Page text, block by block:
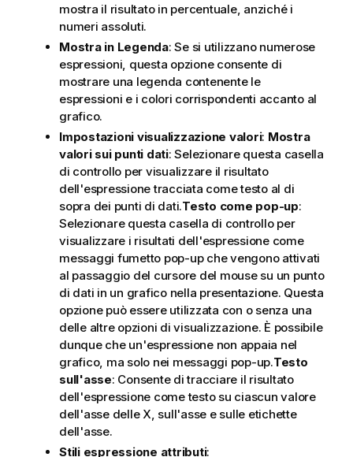
mostra il risultato in percentuale, anziché i
numeri assoluti.
Mostra in Legenda: Se si utilizzano numerose
espressioni, questa opzione consente di
mostrare una legenda contenente le
espressioni e i colori corrispondenti accanto al
grafico.
Impostazioni visualizzazione valori: Mostra
valori sui punti dati: Selezionare questa casella
di controllo per visualizzare il risultato
dell'espressione tracciata come testo al di
sopra dei punti di dati.Testo come pop-up:
Selezionare questa casella di controllo per
visualizzare i risultati dell'espressione come
messaggi fumetto pop-up che vengono attivati
al passaggio del cursore del mouse su un punto
di dati in un grafico nella presentazione. Questa
opzione può essere utilizzata con o senza una
delle altre opzioni di visualizzazione. È possibile
dunque che un'espressione non appaia nel
grafico, ma solo nei messaggi pop-up.Testo
sull'asse: Consente di tracciare il risultato
dell'espressione come testo su ciascun valore
dell'asse delle X, sull'asse e sulle etichette
dell'asse.
Stili espressione attributi: